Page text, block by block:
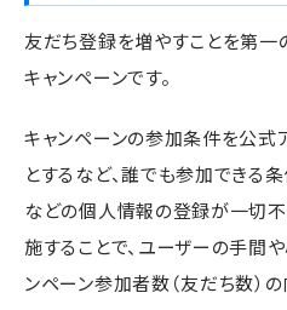
友だち登録を増やすことを第
キャンペーンです。
キャンペーンの参加条件を公式
とするなど、誰でも参加できる
などの個人情報の登録が一切
施することで、ユーザーの手間
ンペーン参加者数（友だち数）